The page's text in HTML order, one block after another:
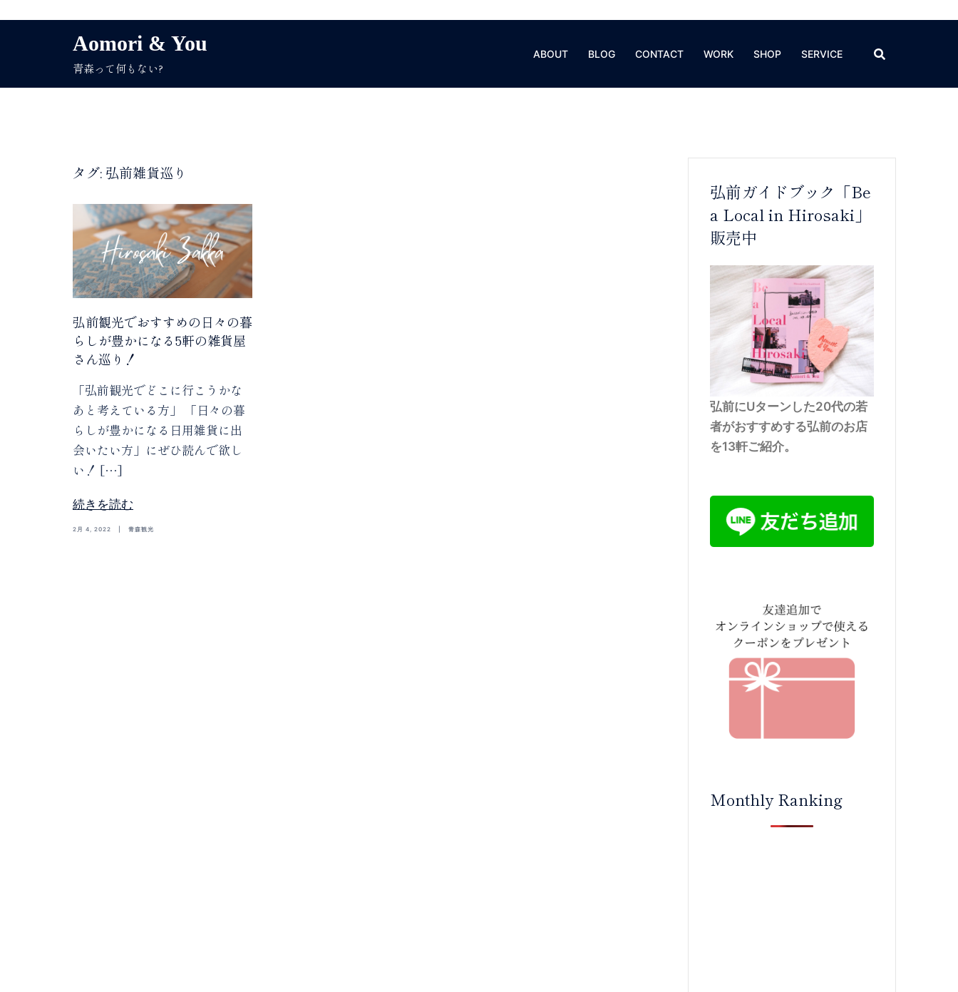
ン
Aomori & You
青森って何もない?
ABOUT BLOG CONTACT WORK SHOP SERVICE
タグ: 弘前雑貨巡り
弘前観光でおすすめの日々の暮
らしが豊かになる5軒の雑貨屋
さん巡り！
「弘前観光でどこに行こうかな
あと考えている方」 「日々の暮
らしが豊かになる日用雑貨に出
会いたい方」にぜひ読んで欲し
い！ […]
続きを読む
2月 4, 2022 青森観光
弘前ガイドブック「Be
a Local in Hirosaki」
販売中
弘前にUターンした20代の若
者がおすすめする弘前のお店
を13軒ご紹介。
Monthly Ranking